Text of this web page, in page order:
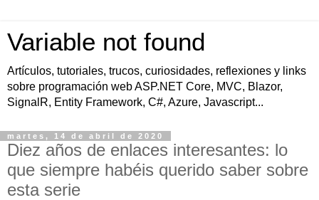
Variable not found
Artículos, tutoriales, trucos, curiosidades, reflexiones y links
sobre programación web ASP.NET Core, MVC, Blazor,
SignalR, Entity Framework, C#, Azure, Javascript...
martes, 14 de abril de 2020
Diez años de enlaces interesantes: lo
que siempre habéis querido saber sobre
esta serie